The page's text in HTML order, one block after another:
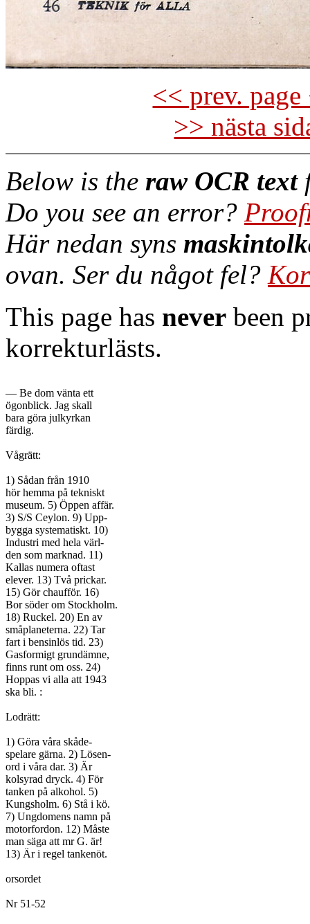
<< prev.
>> nästa
Below is the raw OCR text
Do you see an error?
Här nedan syns
ovan. Ser du något fel?
This page has never been
korrekturlästs.
— Be dom vänta ett
ögonblick. Jag skall
bara göra julkyrkan
färdig.
Vågrätt:
1) Sådan från 1910
hör hemma på tekniskt
museum. 5) Öppen affär.
3) S/S Ceylon. 9) Upp-
bygga systematiskt. 10)
Industri med hela värl-
den som marknad. 11)
Kallas numera oftast
elever. 13) Två prickar.
15) Gör chaufför. 16)
Bor söder om Stockholm.
18) Ruckel. 20) En av
småplaneterna. 22) Tar
fart i bensinlös tid. 23)
Gasformigt grundämne,
finns runt om oss. 24)
Hoppas vi alla att 1943
ska bli. :
Lodrätt:
1) Göra våra skåde-
spelare gärna. 2) Lösen-
ord i våra dar. 3) Är
kolsyrad dryck. 4) För
tanken på alkohol. 5)
Kungsholm. 6) Stå i kö.
7) Ungdomens namn på
motorfordon. 12) Måste
man säga att mr G. är!
13) Är i regel tankenöt.
orsordet
Nr 51-52